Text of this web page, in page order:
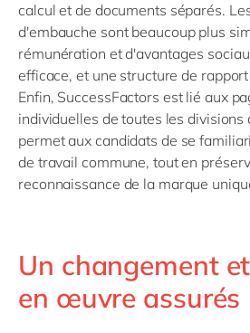
calcul et de documents séparés.
d'embauche sont beaucoup plus
rémunération et d'avantages
efficace, et une structure de
Enfin, SuccessFactors est lié aux
individuelles de toutes les divisions
permet aux candidats de se
de travail commune, tout en
reconnaissance de la marque
Un changement
en œuvre assurés